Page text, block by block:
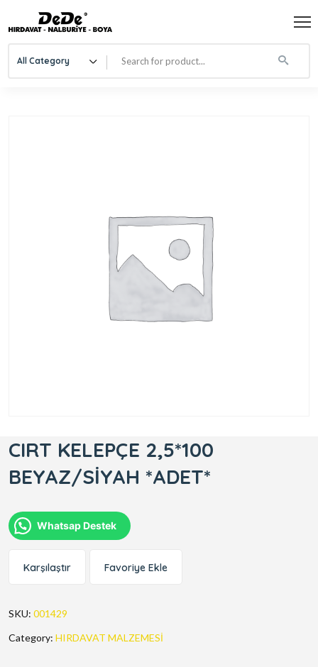
All Category
CIRT KELEPÇE 2,5*100
BEYAZ/SİYAH *ADET*
Whatsap Destek
Karşılaştır Favoriye Ekle
SKU: 001429
Category: HIRDAVAT MALZEMESİ